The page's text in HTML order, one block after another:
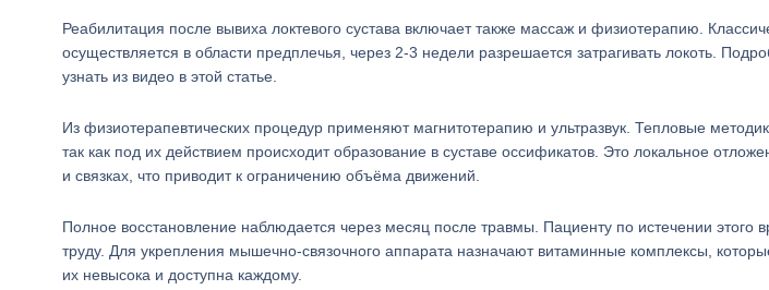
Реабилитация после вывиха локтевого сустава включает также массаж и физиотерапию.
осуществляется в области предплечья, через 2-3 недели разрешается затрагивать локоть.
узнать из видео в этой статье.
Из физиотерапевтических процедур применяют магнитотерапию и ультразвук. Тепловые
так как под их действием происходит образование в суставе оссификатов. Это локальное
и связках, что приводит к ограничению объёма движений.
Полное восстановление наблюдается через месяц после травмы. Пациенту по истечении этого
труду. Для укрепления мышечно-связочного аппарата назначают витаминные комплексы,
их невысока и доступна каждому.